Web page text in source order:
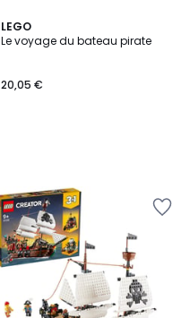
LEGO
Le voyage du bateau pirate
20,05 €